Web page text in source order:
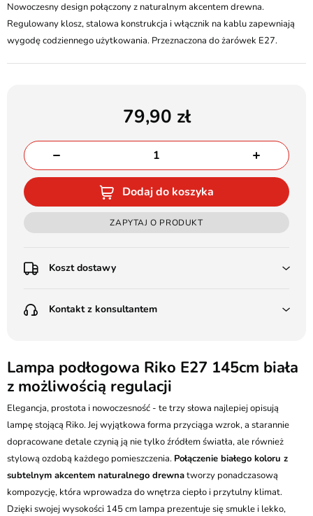
Nowoczesny design połączony z naturalnym akcentem drewna.
Regulowany klosz, stalowa konstrukcja i włącznik na kablu zapewniają
wygodę codziennego użytkowania. Przeznaczona do żarówek E27.
79,90
Dodaj do koszyka
ZAPYTAJ O PRODUKT
Koszt dostawy
Poczta Polska Kurier 48H - 11 zł
(od 1000 zł dla gabarytów, nie dotyczy produktów 3m)
Pobranie:
Poczta Polska Kurier 48H - 16 zł
Kurier GLS - 20 zł
Przesyłka Gabarytowa - 35 zł
Kontakt z konsultantem
Batalionów Chłopskich 12, 94-058 Łódź
506 336 320
kontakt@ledstyl.pl
Lampa podłogowa Riko E27 145cm biała
z możliwością regulacji
Elegancja, prostota i nowoczesność - te trzy słowa najlepiej opisują
lampę stojącą Riko. Jej wyjątkowa forma przyciąga wzrok, a starannie
dopracowane detale czynią ją nie tylko źródłem światła, ale również
stylową ozdobą każdego pomieszczenia. Połączenie białego koloru z
subtelnym akcentem naturalnego drewnatworzy ponadczasową
kompozycję, która wprowadza do wnętrza ciepło i przytulny klimat.
Dzięki swojej wysokości 145 cm lampa prezentuje się smukle i lekko,